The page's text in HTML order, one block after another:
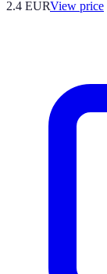
2.4 EURView price